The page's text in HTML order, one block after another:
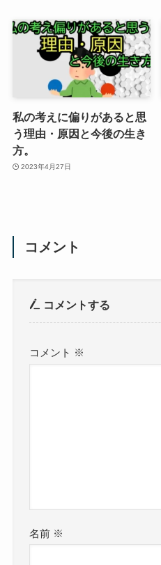
私の考えに偏りがあると思
う理由・原因と今後の生き
方。
2023年4月27日
コメント
コメントする
コメント ※
名前 ※